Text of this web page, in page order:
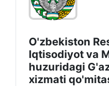
O'zbekiston
Iqtisodiyot vа
huzuridagi
xizmati